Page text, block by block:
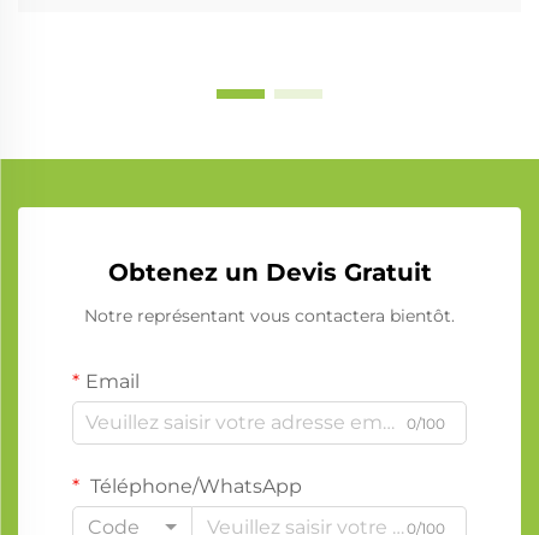
Obtenez un Devis Gratuit
Notre représentant vous contactera bientôt.
Email
0/100
Téléphone/WhatsApp
Code
0/100